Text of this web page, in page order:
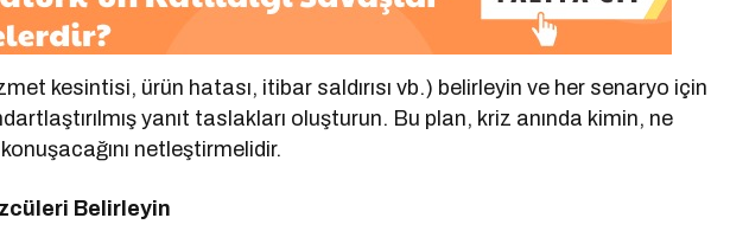
kesintisi, ürün hatası, itibar saldırısı vb.) belirleyin ve her senaryo için
yanıt taslakları oluşturun. Bu plan, kriz anında kimin, ne
netleştirmelidir.
Belirleyin